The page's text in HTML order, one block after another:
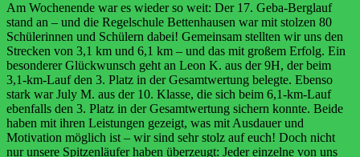
Am Wochenende war es wieder so weit: Der 17. Geba-Berglauf
stand an – und die Regelschule Bettenhausen war mit stolzen 80
Schülerinnen und Schülern dabei! Gemeinsam stellten wir uns den
Strecken von 3,1 km und 6,1 km – und das mit großem Erfolg. Ein
besonderer Glückwunsch geht an Leon K. aus der 9H, der beim
3,1-km-Lauf den 3. Platz in der Gesamtwertung belegte. Ebenso
stark war July M. aus der 10. Klasse, die sich beim 6,1-km-Lauf
ebenfalls den 3. Platz in der Gesamtwertung sichern konnte. Beide
haben mit ihren Leistungen gezeigt, was mit Ausdauer und
Motivation möglich ist – wir sind sehr stolz auf euch! Doch nicht
nur unsere Spitzenläufer haben überzeugt: Jeder einzelne von uns